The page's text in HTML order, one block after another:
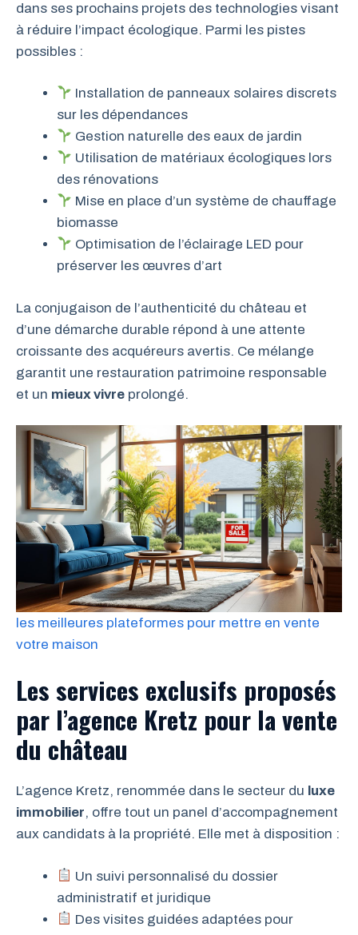
dans ses prochains projets des technologies visant
à réduire l’impact écologique. Parmi les pistes
possibles :
Installation de panneaux solaires discrets
sur les dépendances
Gestion naturelle des eaux de jardin
Utilisation de matériaux écologiques lors
des rénovations
Mise en place d’un système de chauffage
biomasse
Optimisation de l’éclairage LED pour
préserver les œuvres d’art
La conjugaison de l’authenticité du château et
d’une démarche durable répond à une attente
croissante des acquéreurs avertis. Ce mélange
garantit une restauration patrimoine responsable
et un mieux vivre prolongé.
les meilleures plateformes pour mettre en vente
votre maison
Les services exclusifs proposés
par l’agence Kretz pour la vente
du château
L’agence Kretz, renommée dans le secteur du luxe
immobilier, offre tout un panel d’accompagnement
aux candidats à la propriété. Elle met à disposition :
Un suivi personnalisé du dossier
administratif et juridique
Des visites guidées adaptées pour